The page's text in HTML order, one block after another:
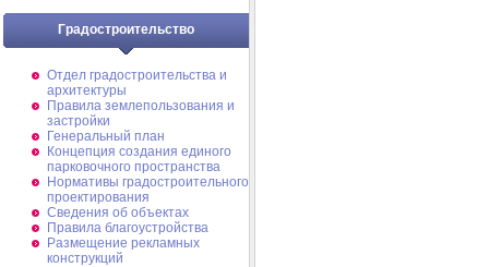
Градостроительство
Отдел градостроительства и
архитектуры
Правила землепользования и
застройки
Генеральный план
Концепция создания единого
парковочного пространства
Нормативы градостроительного
проектирования
Сведения об объектах
Правила благоустройства
Размещение рекламных
конструкций